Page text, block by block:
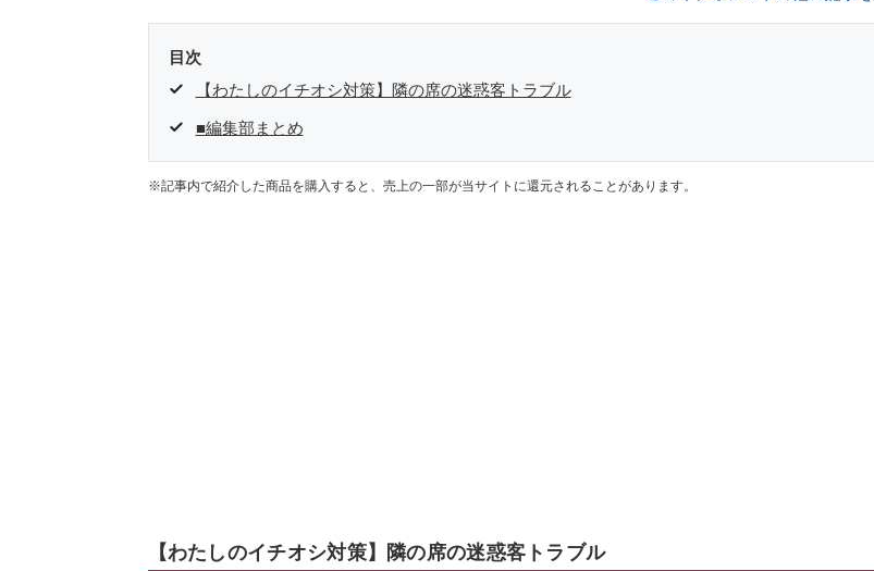
目次
【わたしのイチオシ対策】隣の席の迷惑客トラブル
■編集部まとめ
※記事内で紹介した商品を購入すると、売上の一部が当サイトに還元されることがあります。
【わたしのイチオシ対策】隣の席の迷惑客トラブル